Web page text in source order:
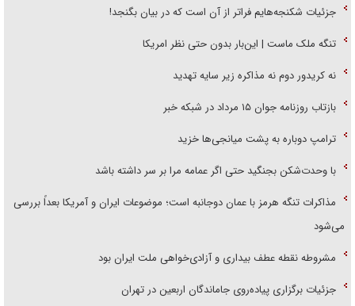
جزئیات شکنجه‌هایم فراتر از آن است که در بیان بگنجد!
تنگه ملک ماست | این‌بار بدون حتی نظر امریکا
نه کریدور دوم نه مذاکره زیر سایه تهدید
بازتاب روزنامه جوان ۱۵ مرداد در شبکه خبر
ترامپ دوباره به پشت میانجی‌ها خزید
با وحدت‌شکن بجنگید حتی اگر عمامه مرا بر سر داشته باشد
مذاکرات تنگه هرمز با عمان دوجانبه است؛ موضوعات ایران و آمریکا بعداً بررسی
می‌شود
مشروطه نقطه عطف بیداری و آزادی‌خواهی ملت ایران بود
جزئیات برگزاری پیاده‌روی جاماندگان اربعین در تهران